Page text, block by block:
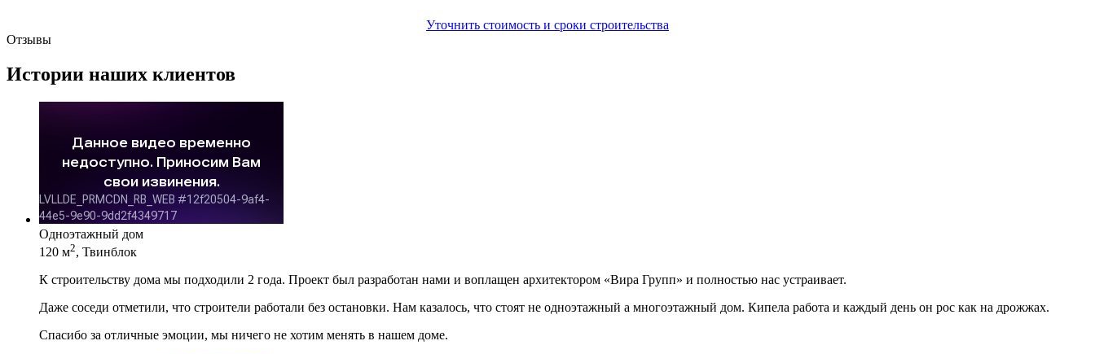
Уточнить стоимость и сроки строительства
Отзывы
Истории наших клиентов
Одноэтажный дом
120 м2, Твинблок
К строительству дома мы подходили 2 года. Проект был разработан нами и воплащен архитектором «Вира Групп» и полностью нас устраивает.
Даже соседи отметили, что строители работали без остановки. Нам казалось, что стоят не одноэтажный а многоэтажный дом. Кипела работа и каждый день он рос как на дрожжах.
Спасибо за отличные эмоции, мы ничего не хотим менять в нашем доме.